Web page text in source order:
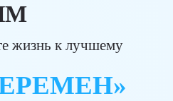
жизнь к лучшему